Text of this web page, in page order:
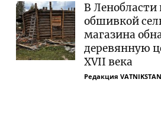
В Ленобласти
обшивкой
магазина
деревянную
XVII века
Редакция VATNIKSTAN